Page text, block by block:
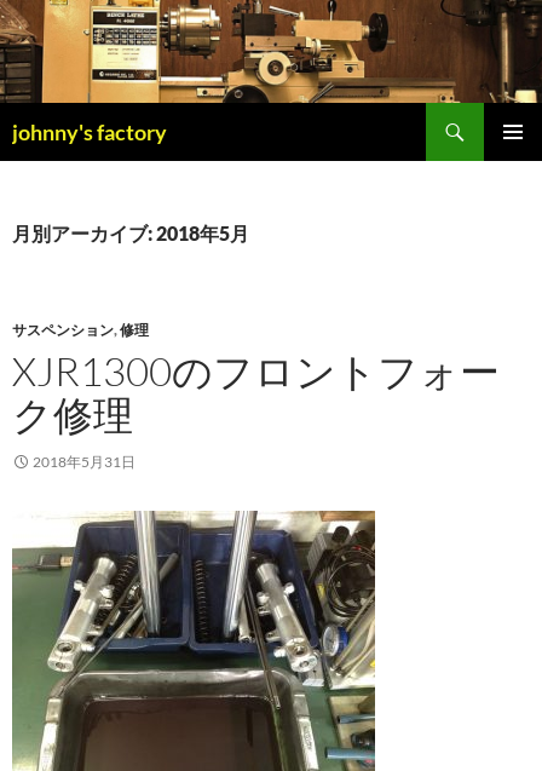
johnny's factory
索
ン
キ
ッ
プ
月別アーカイブ: 2018年5月
サスペンション,修理
XJR1300のフロントフォー
ク修理
2018年5月31日